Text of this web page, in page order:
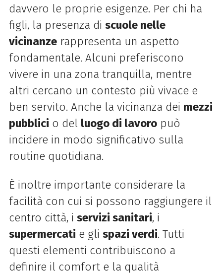
davvero le proprie esigenze. Per chi ha
figli, la presenza di scuole nelle
vicinanzerappresenta un aspetto
fondamentale. Alcuni preferiscono
vivere in una zona tranquilla, mentre
altri cercano un contesto più vivace e
ben servito. Anche la vicinanza dei mezzi
pubblici o del luogo di lavoropuò
incidere in modo significativo sulla
routine quotidiana.
È inoltre importante considerare la
facilità con cui si possono raggiungere il
centro città, i servizi sanitari, i
supermercati e gli spazi verdi. Tutti
questi elementi contribuiscono a
definire il comfort e la qualità